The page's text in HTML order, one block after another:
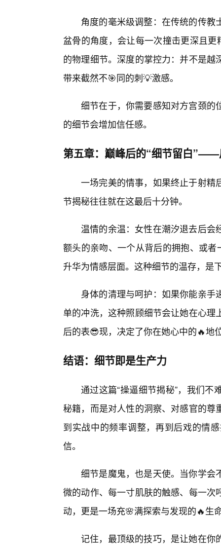
角度的毫米级调整：在传统的传
盆骨的角度，会让每一次撞击更深且
的物理细节。深度的掌控力：并不是
带来截然不🎯同的刺💡激感。
细节在于，你需要感知对方宫颈的
的细节会增加信任感。
第五章：巅峰后的“细节留白”——
一场完美的情事，如果终止于射精
节揭秘往往就在这最后十分钟。
温情的余温：女性在潮汐退去后
额头的亲吻、一个从背后的拥抱、或
升华为情感层面。这种细节的温存，是
身体的清理与呵护：如果你能亲
单的冲洗，这种照顾细节会让她在心
后的表😎现，决定了你在她心中的🔥地
结语：细节即是生产力
通过这篇“操逼细节揭秘”，我们
秘籍，而是对人性的洞察、对感官的
到实战中的频率调整，再到后戏的情
信。
细节是魔鬼，也是天使。当你学会
微的动作、每一寸肌肤的触感、每一
动，更是一场充🌸满探索与发现的🔥生
记住，最顶级的技巧，是让她在你